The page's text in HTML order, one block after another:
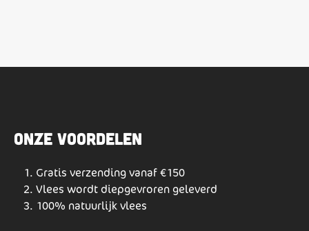
Onze voordelen
Gratis verzending vanaf €150
Vlees wordt diepgevroren geleverd
100% natuurlijk vlees